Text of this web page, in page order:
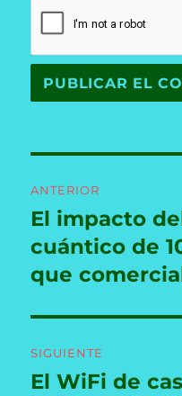
de
entradas
ANTERIOR
Entrada
anterior:
El impacto
cuántico de
que
SIGUIENTE
Entrada
El WiFi de